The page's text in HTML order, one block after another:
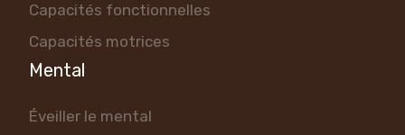
Capacités fonctionnelles
Capacités motrices
Mental
Éveiller le mental